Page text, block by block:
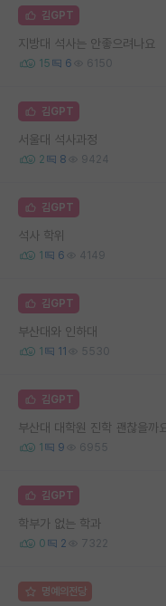
김GPT
지방대 석사는 안좋으려나요
15 6 6150
김GPT
서울대 석사과정
2 8 9424
김GPT
석사 학위
1 6 4149
김GPT
부산대와 인하대
1 11 5530
김GPT
부산대 대학원 진학 괜찮을까
1 9 6955
김GPT
학부가 없는 학과
0 2 7322
명예의전당